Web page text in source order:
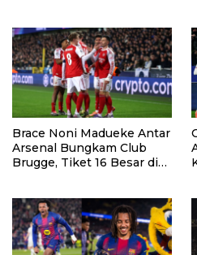
Brace Noni Madueke Antar
Arsenal Bungkam Club
Brugge, Tiket 16 Besar di